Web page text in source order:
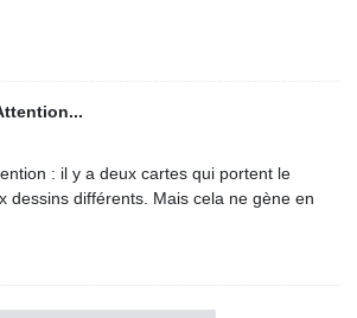
: il y a deux cartes qui portent le
dessins différents. Mais cela ne gène en